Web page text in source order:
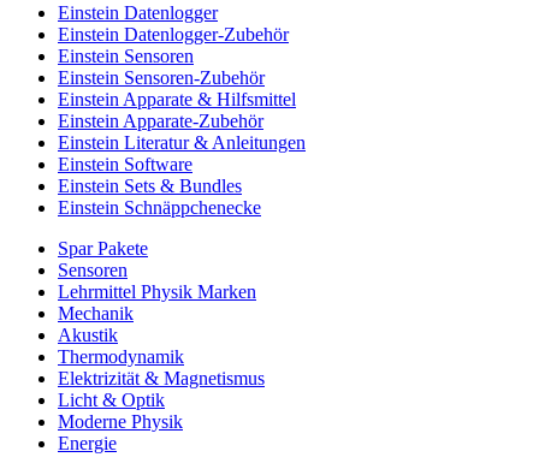
Einstein Datenlogger
Einstein Datenlogger-Zubehör
Einstein Sensoren
Einstein Sensoren-Zubehör
Einstein Apparate & Hilfsmittel
Einstein Apparate-Zubehör
Einstein Literatur & Anleitungen
Einstein Software
Einstein Sets & Bundles
Einstein Schnäppchenecke
Spar Pakete
Sensoren
Lehrmittel Physik Marken
Mechanik
Akustik
Thermodynamik
Elektrizität & Magnetismus
Licht & Optik
Moderne Physik
Energie